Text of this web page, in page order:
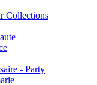
Collections
- Party